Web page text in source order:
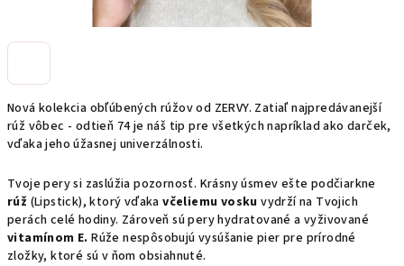
Nová kolekcia obľúbených rúžov od ZERVY. Zatiaľ najpredávanejší
rúž vôbec - odtieň 74 je náš tip pre všetkých napríklad ako darček,
vďaka jeho úžasnej univerzálnosti.
Tvoje pery si zaslúžia pozornosť. Krásny úsmev ešte podčiarkne
rúž (Lipstick), ktorý vďakavčeliemu vosku vydrží na Tvojich
perách celé hodiny. Zároveň sú pery hydratované a vyživované
vitamínom E.Rúže nespôsobujú vysúšanie pier pre prírodné
zložky, ktoré sú v ňom obsiahnuté.